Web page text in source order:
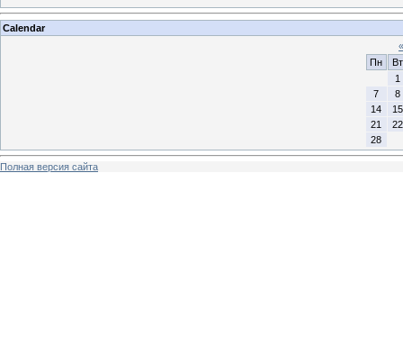
Calendar
«
Пн
Вт
1
7
8
14
15
21
22
28
Полная версия сайта